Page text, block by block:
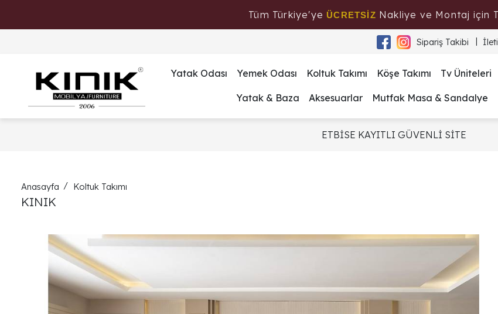
Tüm Türkiye'ye ÜCRETSİZ Nakliye ve Montaj için
Sipariş Takibi
Yatak Odası Yemek Odası Koltuk Takımı Köşe Takımı Tv Üniteleri
Yatak & Baza Aksesuarlar Mutfak Masa & Sandalye
ETBİSE KAYITLI GÜVENLİ SİTE
Anasayfa Koltuk Takımı
KINIK